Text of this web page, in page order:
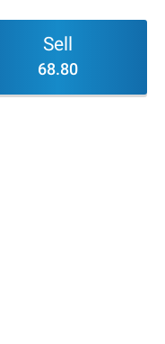
Sell
68.80